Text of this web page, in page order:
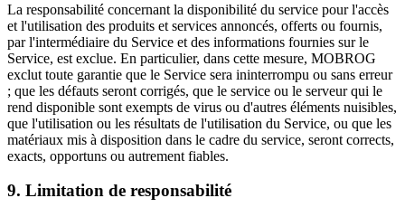
La responsabilité concernant la disponibilité du service pour l'accès
et l'utilisation des produits et services annoncés, offerts ou fournis,
par l'intermédiaire du Service et des informations fournies sur le
Service, est exclue. En particulier, dans cette mesure, MOBROG
exclut toute garantie que le Service sera ininterrompu ou sans erreur
; que les défauts seront corrigés, que le service ou le serveur qui le
rend disponible sont exempts de virus ou d'autres éléments nuisibles,
que l'utilisation ou les résultats de l'utilisation du Service, ou que les
matériaux mis à disposition dans le cadre du service, seront corrects,
exacts, opportuns ou autrement fiables.
9. Limitation de responsabilité